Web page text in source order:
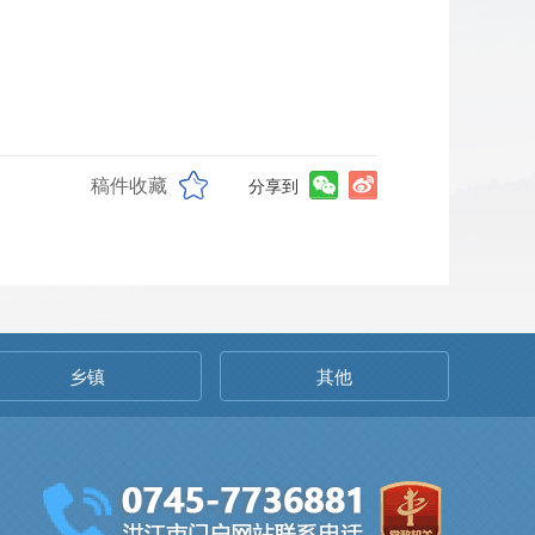
稿件收藏 分享到
乡镇 其他